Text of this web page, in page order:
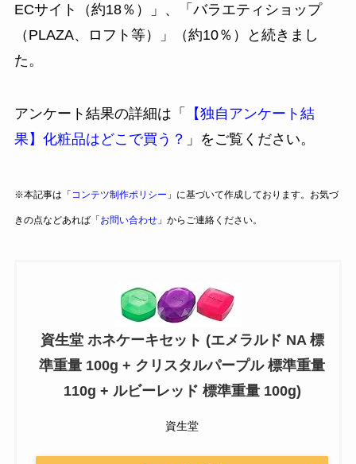
ECサイト（約18％）」、「バラエティショップ
（PLAZA、ロフト等）」（約10％）と続きまし
た。
アンケート結果の詳細は「
【独自アンケート結
果】化粧品はどこで買う？ 」をご覧ください。
※本記事は「 コンテツ制作ポリシー 」に基づいて作成しております。お気づ
きの点などあれば「 お問い合わせ」からご連絡ください。
資生堂 ホネケーキセット (エメラルド NA 標
準重量 100g + クリスタルパープル 標準重量
110g + ルビーレッド 標準重量 100g)
資生堂